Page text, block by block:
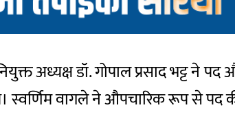
अध्यक्ष डॉ. गोपाल प्रसाद भट्ट ने
स्वर्णिम वागले ने औपचारिक रूप से पद